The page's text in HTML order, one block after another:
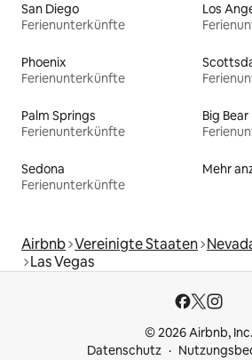
San Diego
Ferienunterkünfte
Los
Phoenix
Ferienunterkünfte
Palm Springs
Ferienunterkünfte
Big
Sedona
Ferienunterkünfte
Mehr
Airbnb Vereinigte Staaten
Las Vegas
© 2026 Airbnb, Inc.
Datenschutz